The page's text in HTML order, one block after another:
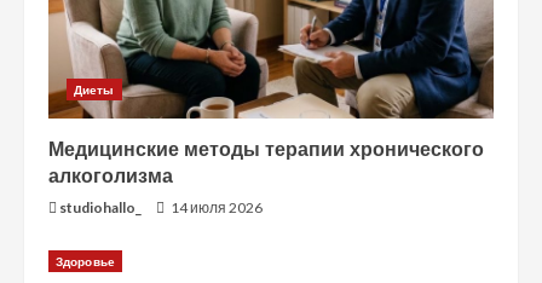
Диеты
Медицинские методы терапии хронического
алкоголизма
studiohallo_ 14 июля 2026
Здоровье